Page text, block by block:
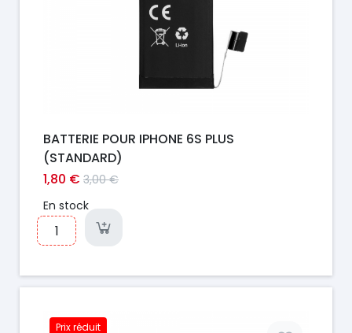
BATTERIE POUR IPHONE 6S PLUS
(STANDARD)
1,80 € 3,00 €
En stock
Prix réduit